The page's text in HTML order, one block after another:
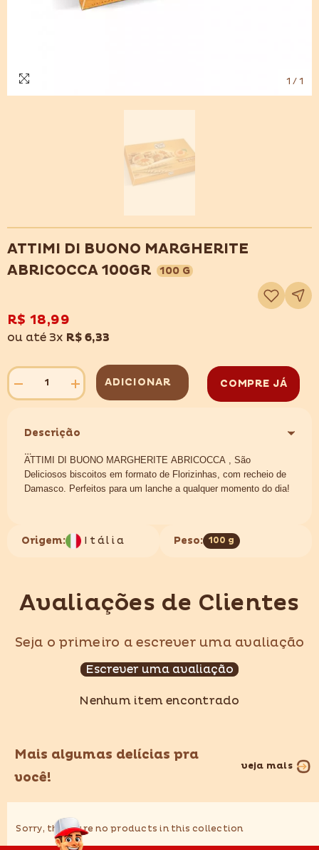
1 / 1
ATTIMI DI BUONO MARGHERITE
ABRICOCCA 100GR
100 G
Adicionar
à
lista
R$ 18,99
ou até 3x R$ 6,33
Diminuir
quantidade
DI
MARGHERITE
ABRICOCCA
100GR
Aumentar
quantidade
DI
ABRICOCCA
100GR
ADICIONAR COMPRE JÁ
Descrição
ATTIMI DI BUONO MARGHERITE ABRICOCCA , São
Deliciosos biscoitos em formato de Florizinhas, com recheio de
Damasco. Perfeitos para um lanche a qualquer momento do dia!
Marca: ATTIMI DE BUONO
Origem: Itália
Origem: Itália Peso: 100 g
Avaliações de Clientes
Seja o primeiro a escrever uma avaliação
Escrever uma avaliação
Nenhum item encontrado
Mais algumas delícias pra
você!
veja mais
Sorry, there are no products in this collection